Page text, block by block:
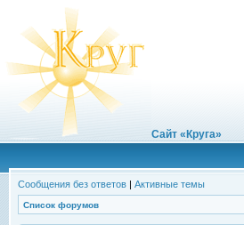
Сайт «Круга»
Сообщения без ответов | Активные темы
Список форумов